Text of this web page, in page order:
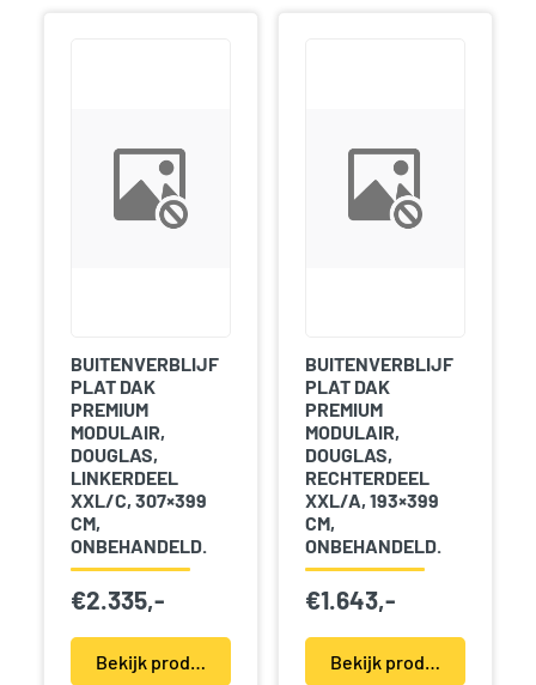
BUITENVERBLIJF
PLAT DAK
PREMIUM
MODULAIR,
DOUGLAS,
LINKERDEEL
XXL/C, 307×399
CM,
ONBEHANDELD.
€2.335,-
BUITENVERBLIJF
PLAT DAK
PREMIUM
MODULAIR,
DOUGLAS,
RECHTERDEEL
XXL/A, 193×399
CM,
ONBEHANDELD.
€1.643,-